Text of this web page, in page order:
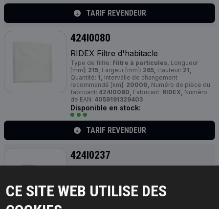
CE SITE WEB UTILISE DES
TARIF REVENDEUR
424I0080
RIDEX Filtre d'habitacle
Type de filtre: Filtre à particules, Longueur
[mm]: 215, Largeur [mm]: 265, Hauteur: 21,
Quantité: 1, Intervalle de changement
recommandé [km]: 20000, Numéro de pièce du
fabricant: 424I0080, Fabricant: RIDEX, Numéro
de EAN: 4059191329403
Disponible en stock:
TARIF REVENDEUR
424I0237
[mm]:
242,Largeur [mm]:204,Hauteur:
Quantité: 1,Intervalle de changement